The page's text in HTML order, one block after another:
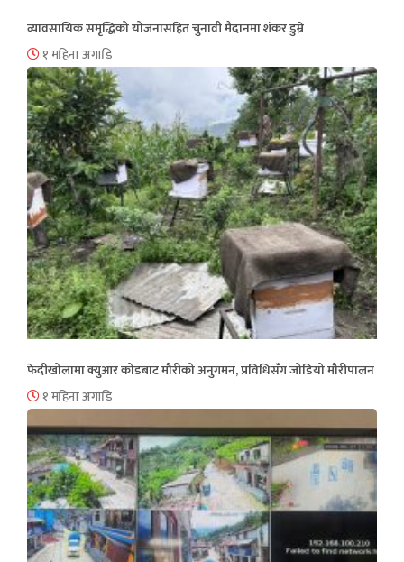
व्यावसायिक समृद्धिको योजनासहित चुनावी मैदानमा शंकर डुम्रे
१ महिना अगाडि
फेदीखोलामा क्युआर कोडबाट मौरीको अनुगमन, प्रविधिसँग जोडियो मौरीपालन
१ महिना अगाडि